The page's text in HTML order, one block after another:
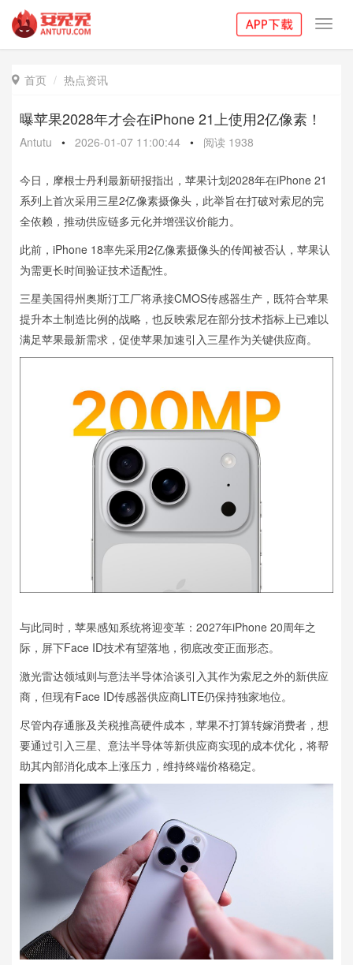
 首页 热点资讯
曝苹果2028年才会在iPhone 21上使用2亿像素！
Antutu • 2026-01-07 11:00:44 • 阅读 1938
今日，摩根士丹利最新研报指出，苹果计划2028年在iPhone 21
系列上首次采用三星2亿像素摄像头，此举旨在打破对索尼的完
全依赖，推动供应链多元化并增强议价能力。
此前，iPhone 18率先采用2亿像素摄像头的传闻被否认，苹果认
为需更长时间验证技术适配性。
三星美国得州奥斯汀工厂将承接CMOS传感器生产，既符合苹果
提升本土制造比例的战略，也反映索尼在部分技术指标上已难以
满足苹果最新需求，促使苹果加速引入三星作为关键供应商。
与此同时，苹果感知系统将迎变革：2027年iPhone 20周年之
际，屏下Face ID技术有望落地，彻底改变正面形态。
激光雷达领域则与意法半导体洽谈引入其作为索尼之外的新供应
商，但现有Face ID传感器供应商LITE仍保持独家地位。
尽管内存通胀及关税推高硬件成本，苹果不打算转嫁消费者，想
要通过引入三星、意法半导体等新供应商实现的成本优化，将帮
助其内部消化成本上涨压力，维持终端价格稳定。